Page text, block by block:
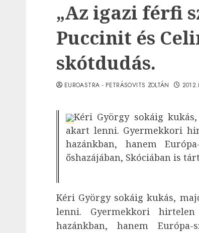
„Az igazi férfi
Puccinit és
skótdudás.
EUROASTRA - PETRÁSOVITS ZOLTÁN
Kéri György sokáig
akart lenni. Gyermekkori
hazánkban, hanem
őshazájában, Skóciában is
Kéri György sokáig kukás,
lenni. Gyermekkori
hazánkban, hanem